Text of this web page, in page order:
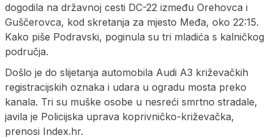
dogodila na državnoj cesti DC-22 između Orehovca i
Guščerovca, kod skretanja za mjesto Međa, oko 22:15.
Kako piše Podravski, poginula su tri mladića s kalničkog
područja.
Došlo je do slijetanja automobila Audi A3 križevačkih
registracijskih oznaka i udara u ogradu mosta preko
kanala. Tri su muške osobe u nesreći smrtno stradale,
javila je Policijska uprava koprivničko-križevačka,
prenosi Index.hr.